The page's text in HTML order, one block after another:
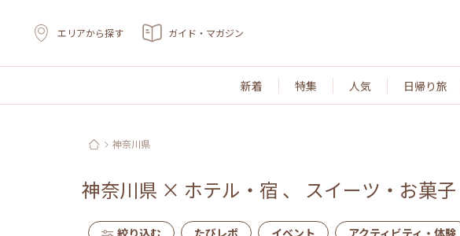
エリアから探す ガイド・マガジン
新着 特集 人気 日帰り旅
神奈川県
神奈川県 × ホテル・宿 、 スイーツ・お菓子
絞り込む たびレポ イベント アクティビティ・体験